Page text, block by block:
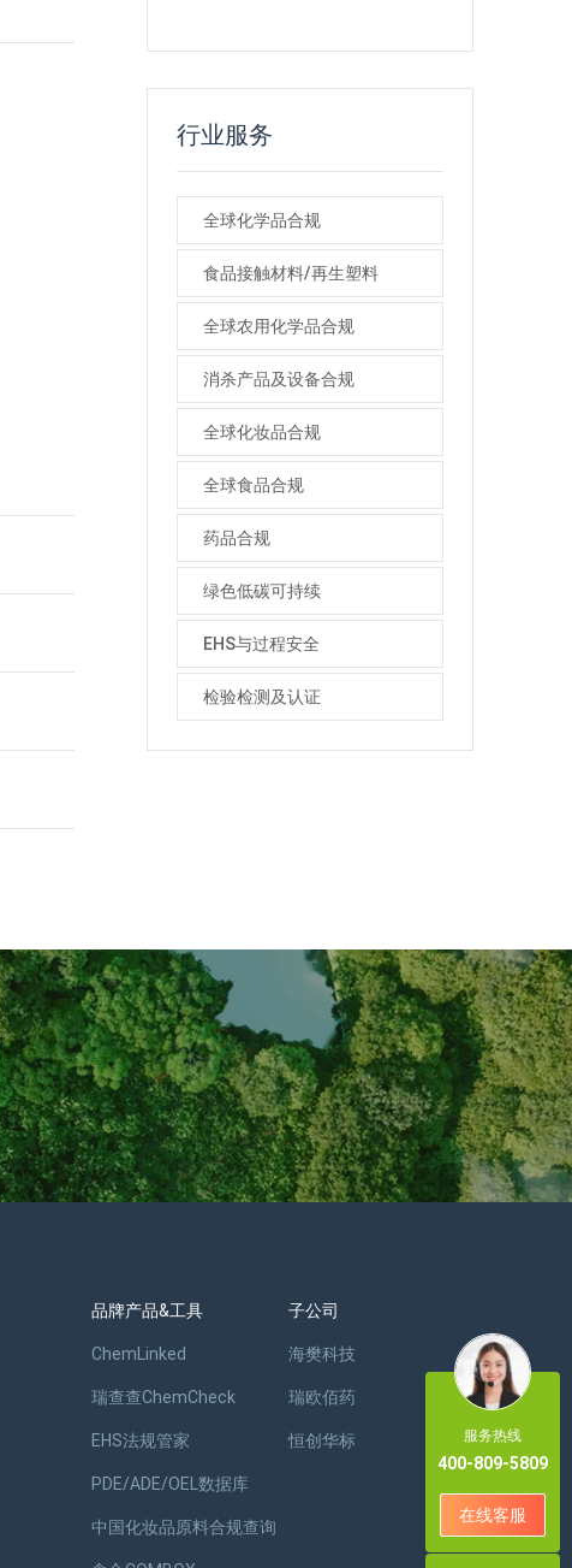
服务热线
400-809-5809
在线客服
行业服务
全球化学品合规
食品接触材料/再生塑料
全球农用化学品合规
消杀产品及设备合规
全球化妆品合规
全球食品合规
药品合规
绿色低碳可持续
EHS与过程安全
检验检测及认证
品牌产品&工具
ChemLinked
瑞查查ChemCheck
EHS法规管家
PDE/ADE/OEL数据库
中国化妆品原料合规查询
子公司
海樊科技
瑞欧佰药
恒创华标